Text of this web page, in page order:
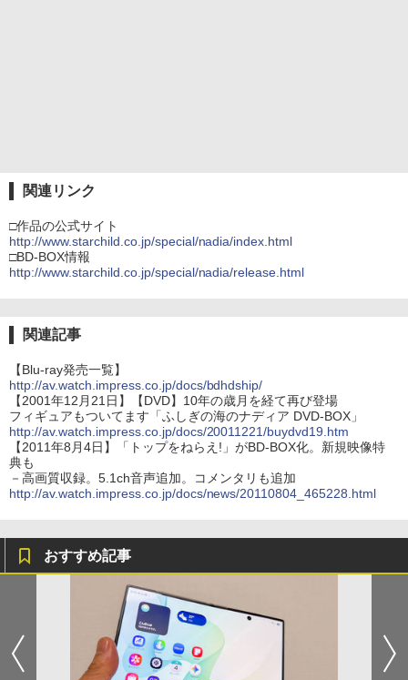
関連リンク
□作品の公式サイト
http://www.starchild.co.jp/special/nadia/index.html
□BD-BOX情報
http://www.starchild.co.jp/special/nadia/release.html
関連記事
【Blu-ray発売一覧】
http://av.watch.impress.co.jp/docs/bdhdship/
【2001年12月21日】【DVD】10年の歳月を経て再び登場
フィギュアもついてます「ふしぎの海のナディア DVD-BOX」
http://av.watch.impress.co.jp/docs/20011221/buydvd19.htm
【2011年8月4日】「トップをねらえ!」がBD-BOX化。新規映像特
典も
－高画質収録。5.1ch音声追加。コメンタリも追加
http://av.watch.impress.co.jp/docs/news/20110804_465228.html
おすすめ記事